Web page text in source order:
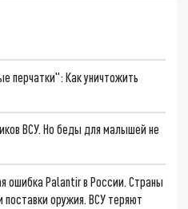
перчатки": Как уничтожить
ВСУ. Но беды для малышей не
ошибка Palantir в России. Страны
поставки оружия. ВСУ теряют